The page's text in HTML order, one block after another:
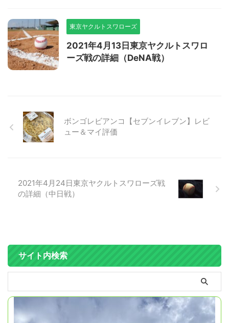
東京ヤクルトスワローズ
2021年4月13日東京ヤクルトスワロ
ーズ戦の詳細（DeNA戦）
ボンゴレビアンコ【セブンイレブン】レビ
ュー＆マイ評価
2021年4月24日東京ヤクルトスワローズ戦
の詳細（中日戦）
サイト内検索